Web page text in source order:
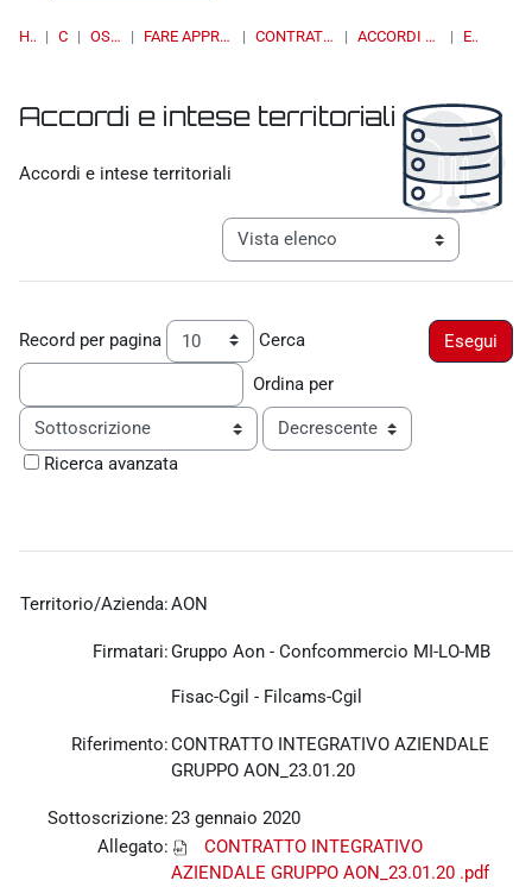
HOME CORSI OSSERVATORI FARE APPRENDISTATO - DATABASE CONTRATTAZIONE COLLETTIVA ACCORDI E INTESE TERRITORIALI ELENCO
Accordi e intese territoriali
Accordi e intese territoriali
Navigazione terziaria modalità
Record per pagina Cerca
Ordina per
Ordine
Ricerca avanzata
Territorio/Azienda:AON
Firmatari:Gruppo Aon - Confcommercio MI-LO-MB
Fisac-Cgil - Filcams-Cgil
Riferimento:CONTRATTO INTEGRATIVO AZIENDALE
GRUPPO AON_23.01.20
Sottoscrizione:23 gennaio 2020
Allegato:
CONTRATTO INTEGRATIVO
AZIENDALE GRUPPO AON_23.01.20 .pdf